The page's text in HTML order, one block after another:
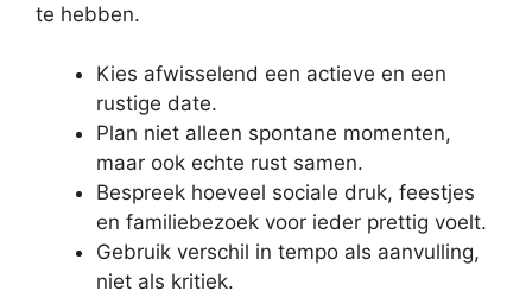
te hebben.
Kies afwisselend een actieve en een
rustige date.
Plan niet alleen spontane momenten,
maar ook echte rust samen.
Bespreek hoeveel sociale druk, feestjes
en familiebezoek voor ieder prettig voelt.
Gebruik verschil in tempo als aanvulling,
niet als kritiek.